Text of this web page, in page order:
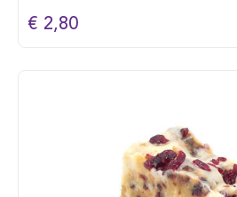
€ 2,80